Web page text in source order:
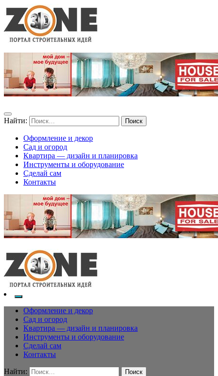
Найти:
Оформление и декор
Сад и огород
Квартира — дизайн и планировка
Инструменты и оборудование
Сделай сам
Контакты
Оформление и декор
Сад и огород
Квартира — дизайн и планировка
Инструменты и оборудование
Сделай сам
Контакты
Найти: